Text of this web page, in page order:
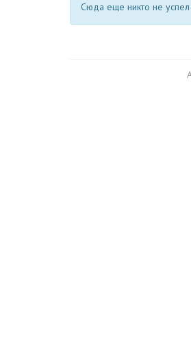
Сюда еще никто не успел